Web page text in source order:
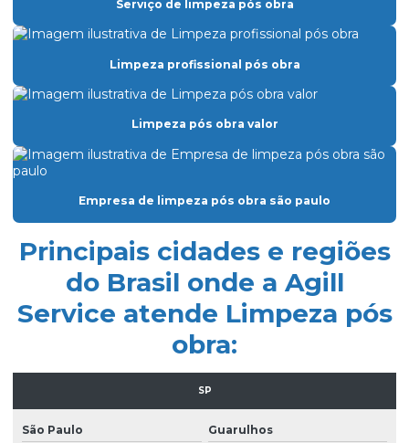
Empresa especializada em limpeza
Empresa especializada em limpeza de vidros
Empresa de facilities prediais
Empresa de limpeza condominio
Empresa de limpeza de fachada de prédio
Empresa de limpeza de fachadas
Empresa de limpeza facility
Empresa de limpeza pós obra
Empresa de limpeza pós obra são paulo
Empresa de limpeza predial
Empresa de limpeza terceirizada
Serviço de limpeza pós obra
Limpeza profissional pós obra
Limpeza pós obra valor
Empresa de limpeza pós obra são paulo
Principais cidades e regiões
do Brasil onde a Agill
Service atende Limpeza pós
obra:
SP
São Paulo Guarulhos